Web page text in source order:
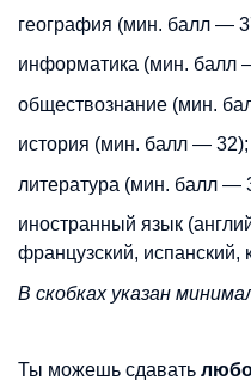
география (мин. балл —
информатика (мин. балл
обществознание (мин.
история (мин. балл — 32);
литература (мин. балл —
иностранный язык
французский,
В скобках указан
Ты можешь сдавать